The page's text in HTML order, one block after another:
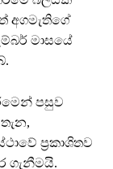
අගමැතිගේ
මාසයේ
පසුව
ප්‍රකාශිතව
ගැනීමයි.